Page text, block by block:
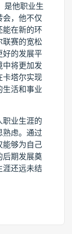
是他职业生
会，他不仅
能在新的环
联赛的宽松
好的发展平
中将更加发
卡塔尔实现
活和事业
业生涯的
熟虑。通过
能够为自己
后期发展奠
还远未结